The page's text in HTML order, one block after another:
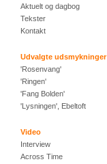
Aktuelt og dagbog
Tekster
Kontakt
Udvalgte udsmykninger
'Rosenvang'
'Ringen'
'Fang Bolden'
'Lysningen', Ebeltoft
Video
Interview
Across Time